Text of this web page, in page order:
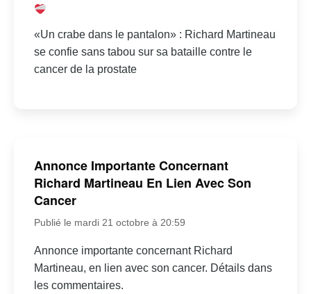
«Un crabe dans le pantalon» : Richard Martineau
se confie sans tabou sur sa bataille contre le
cancer de la prostate
Annonce Importante Concernant
Richard Martineau En Lien Avec Son
Cancer
Publié le mardi 21 octobre à 20:59
Annonce importante concernant Richard
Martineau, en lien avec son cancer. Détails dans
les commentaires.